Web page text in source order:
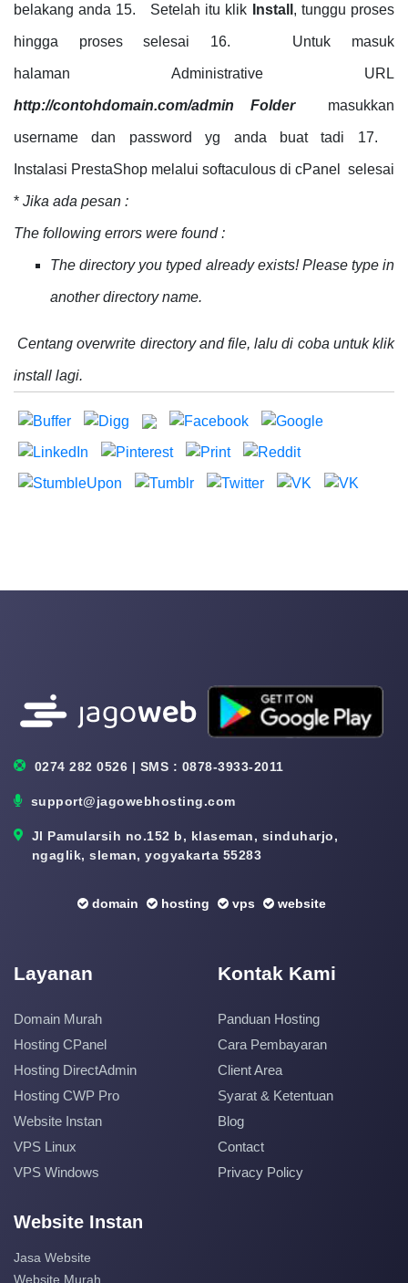
belakang anda 15. Setelah itu klik Install , tunggu proses
hingga proses selesai 16. Untuk masuk
halaman Administrative URL
http://contohdomain.com/admin Folder masukkan
username dan password yg anda buat tadi 17.
Instalasi PrestaShop melalui softaculous di cPanel selesai
* Jika ada pesan :
The following errors were found :
The directory you typed already exists! Please type in
another directory name.
Centang overwrite directory and file, lalu di coba untuk klik
install lagi.
0274 282 0526 | SMS : 0878-3933-2011
support@jagowebhosting.com
Jl Pamularsih no.152 b, klaseman, sinduharjo,
ngaglik, sleman, yogyakarta 55283
domain hosting vps website
Layanan
Domain Murah
Hosting CPanel
Hosting DirectAdmin
Hosting CWP Pro
Website Instan
VPS Linux
VPS Windows
Kontak Kami
Panduan Hosting
Cara Pembayaran
Client Area
Syarat & Ketentuan
Blog
Contact
Privacy Policy
Website Instan
Jasa Website
Website Murah